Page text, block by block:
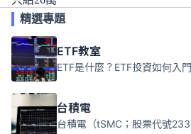
精選專題
ETF教室
台積電